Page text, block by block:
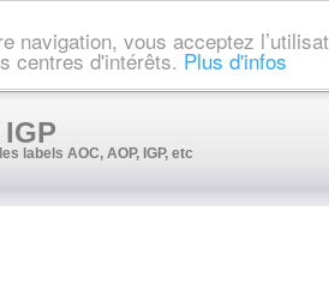
navigation, vous acceptez
centres d'intérêts. Plus d'infos
labels AOC, AOP, IGP, etc